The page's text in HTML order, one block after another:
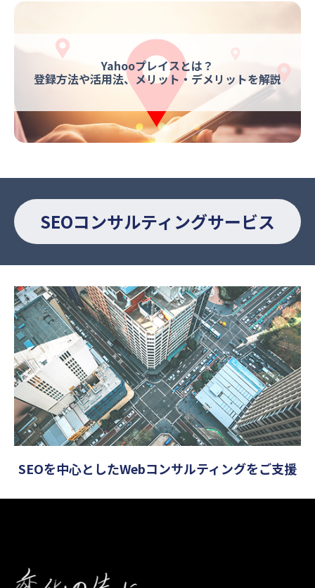
Yahooプレイスとは？
登録方法や活用法、メリット・デメリットを解説
SEOコンサルティングサービス
SEOを中心としたWebコンサルティングをご支援